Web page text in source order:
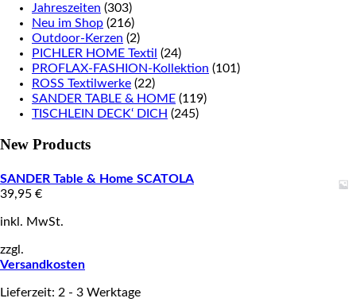
Jahreszeiten (303)
Neu im Shop (216)
Outdoor-Kerzen (2)
PICHLER HOME Textil (24)
PROFLAX-FASHION-Kollektion (101)
ROSS Textilwerke (22)
SANDER TABLE & HOME (119)
TISCHLEIN DECK‘ DICH (245)
New Products
SANDER Table & Home SCATOLA
39,95 €
inkl. MwSt.
zzgl.
Versandkosten
Lieferzeit: 2 - 3 Werktage